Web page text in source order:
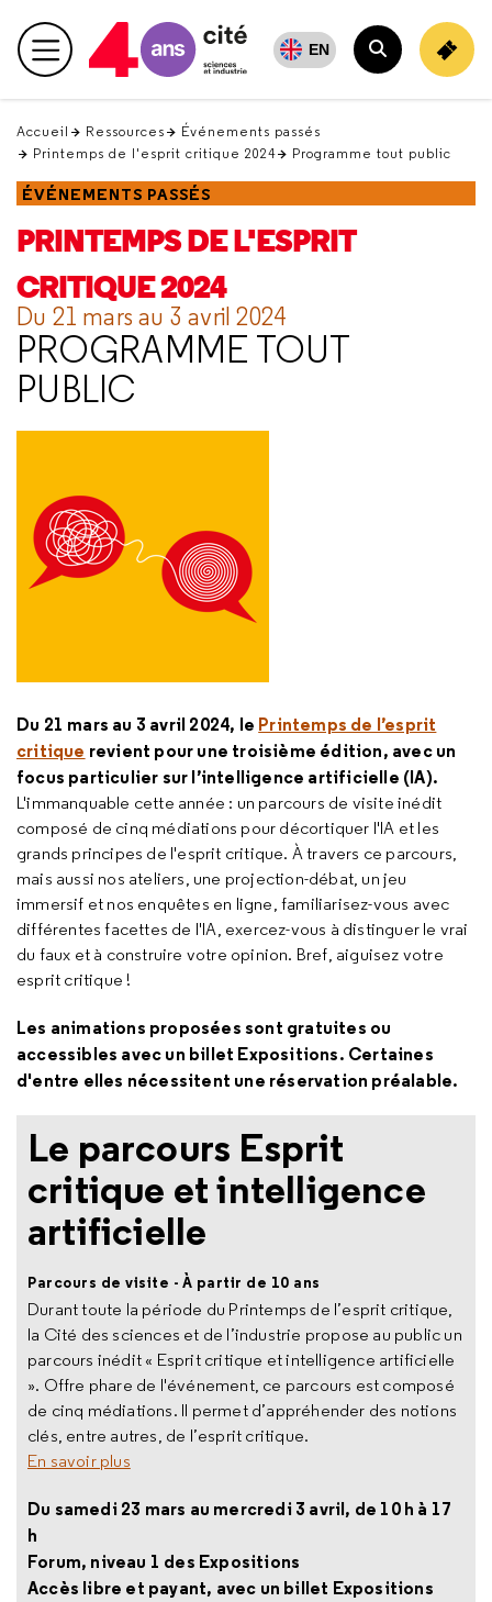
en
haut Menu principal EN
Rechercher
Accueil Ressources
Événements passés
Printemps de l'esprit critique 2024
Programme tout public
ÉVÉNEMENTS PASSÉS
PRINTEMPS DE L'ESPRIT
CRITIQUE 2024
Du 21 mars au 3 avril 2024
PROGRAMME TOUT
PUBLIC
Du 21 mars au 3 avril 2024, le Printemps de l’esprit
critique revient pour une troisième édition, avec un
focus particulier sur l’intelligence artificielle (IA).
L'immanquable cette année : un parcours de visite inédit
composé de cinq médiations pour décortiquer l'IA et les
grands principes de l'esprit critique. À travers ce parcours,
mais aussi nos ateliers, une projection-débat, un jeu
immersif et nos enquêtes en ligne, familiarisez-vous avec
différentes facettes de l'IA, exercez-vous à distinguer le vrai
du faux et à construire votre opinion. Bref, aiguisez votre
esprit critique !
Les animations proposées sont gratuites ou
accessibles avec un billet Expositions. Certaines
d'entre elles nécessitent une réservation préalable.
Le parcours Esprit
critique et intelligence
artificielle
Parcours de visite - À partir de 10 ans
Durant toute la période du Printemps de l’esprit critique,
la Cité des sciences et de l’industrie propose au public un
parcours inédit « Esprit critique et intelligence artificielle
». Offre phare de l'événement, ce parcours est composé
de cinq médiations. Il permet d’appréhender des notions
clés, entre autres, de l’esprit critique.
En savoir plus
Du samedi 23 mars au mercredi 3 avril, de 10 h à 17
h
Forum, niveau 1 des Expositions
Accès libre et payant, avec un billet Expositions